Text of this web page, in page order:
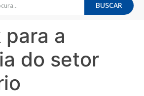
BUSCAR
a
do setor